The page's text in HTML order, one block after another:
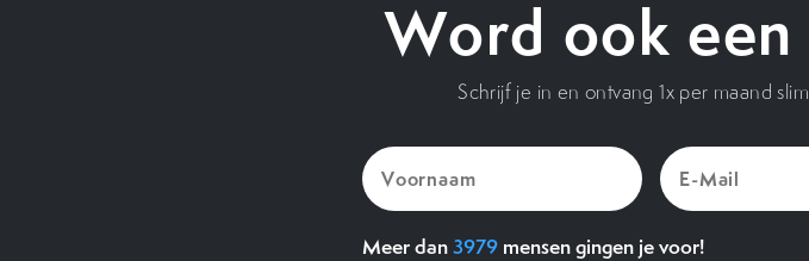
Word ook
Schrijf je in en ontvang 1x per maand
Voornaam
(Vereist)
E-
Mail
(Vereist)
Meer dan3979 mensen gingen je voor!